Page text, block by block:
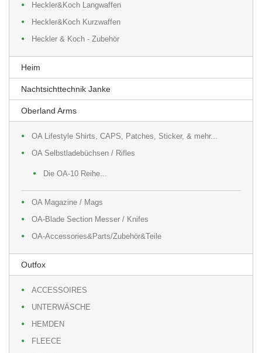
Heckler&Koch Langwaffen
Heckler&Koch Kurzwaffen
Heckler & Koch - Zubehör
Heim
Nachtsichttechnik Janke
Oberland Arms
OA Lifestyle Shirts, CAPS, Patches, Sticker, & mehr...
OA Selbstladebüchsen / Rifles
Die OA-10 Reihe...
OA Magazine / Mags
OA-Blade Section Messer / Knifes
OA-Accessories&Parts/Zubehör&Teile
Outfox
ACCESSOIRES
UNTERWÄSCHE
HEMDEN
FLEECE